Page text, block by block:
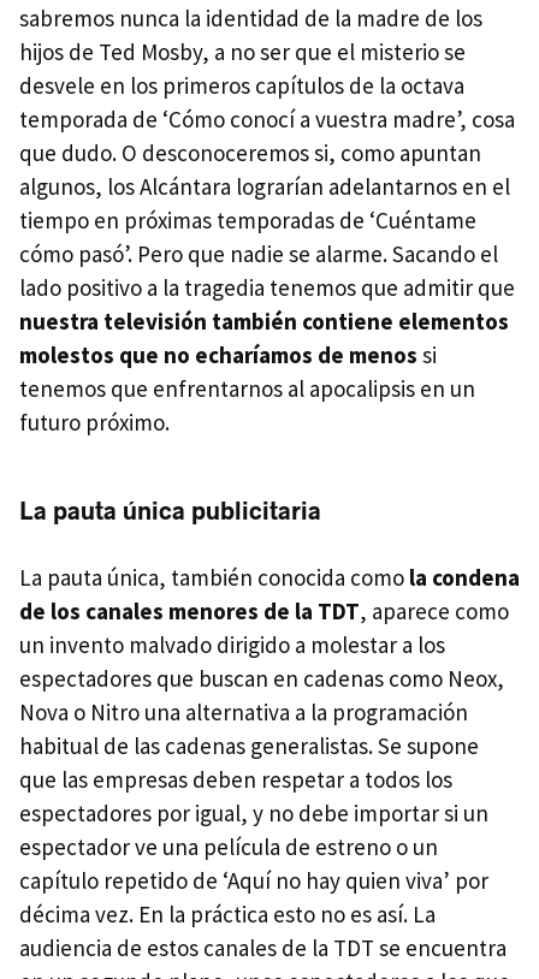
sabremos nunca la identidad de la madre de los
hijos de Ted Mosby, a no ser que el misterio se
desvele en los primeros capítulos de la octava
temporada de ‘Cómo conocí a vuestra madre’, cosa
que dudo. O desconoceremos si, como apuntan
algunos, los Alcántara lograrían adelantarnos en el
tiempo en próximas temporadas de ‘Cuéntame
cómo pasó’. Pero que nadie se alarme. Sacando el
lado positivo a la tragedia tenemos que admitir que
nuestra televisión también contiene elementos
molestos que no echaríamos de menos si
tenemos que enfrentarnos al apocalipsis en un
futuro próximo.
La pauta única publicitaria
La pauta única, también conocida como la condena
de los canales menores de la TDT, aparece como
un invento malvado dirigido a molestar a los
espectadores que buscan en cadenas como Neox,
Nova o Nitro una alternativa a la programación
habitual de las cadenas generalistas. Se supone
que las empresas deben respetar a todos los
espectadores por igual, y no debe importar si un
espectador ve una película de estreno o un
capítulo repetido de ‘Aquí no hay quien viva’ por
décima vez. En la práctica esto no es así. La
audiencia de estos canales de la TDT se encuentra